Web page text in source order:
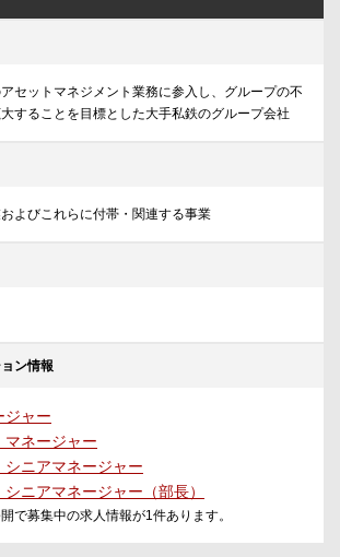
セットマネジメント業務に参入し、グループの不
することを目標とした大手私鉄のグループ会社
よびこれらに付帯・関連する事業
ン情報
ャー
ネージャー
ニアマネージャー
ニアマネージャー（部長）
で募集中の求人情報が1件あります。